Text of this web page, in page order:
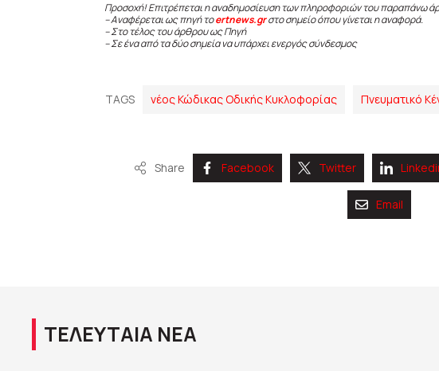
Προσοχή! Επιτρέπεται η αναδημοσίευση των πληροφοριών του παραπάνω
– Αναφέρεται ως πηγή τοertnews.gr στο σημείο όπου γίνεται η αναφορά.
– Στο τέλος του άρθρου ως Πηγή
– Σε ένα από τα δύο σημεία να υπάρχει ενεργός σύνδεσμος
TAGS νέος Κώδικας Οδικής Κυκλοφορίας Πνευματικό
Share Facebook Twitter
Email
ΤΕΛΕΥΤΑΙΑ ΝΕΑ